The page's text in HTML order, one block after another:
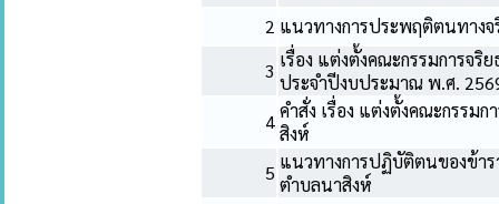
2 แนวทางการประพฤติตนทาง
3 เรื่อง แต่งตั้งคณะกรรมการจริ
ประจำปีงบประมาณ พ.ศ.
4คำสั่ง เรื่อง แต่งตั้งคณะกรรม
สิงห์
5 แนวทางการปฏิบัติตนของข้าร
ตำบลนาสิงห์